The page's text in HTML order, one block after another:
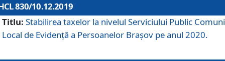
830/10.12.2019
Titlu: Stabilirea taxelor la nivelul Serviciului Public
Local de Evidenţă a Persoanelor Braşov pe anul 2020.